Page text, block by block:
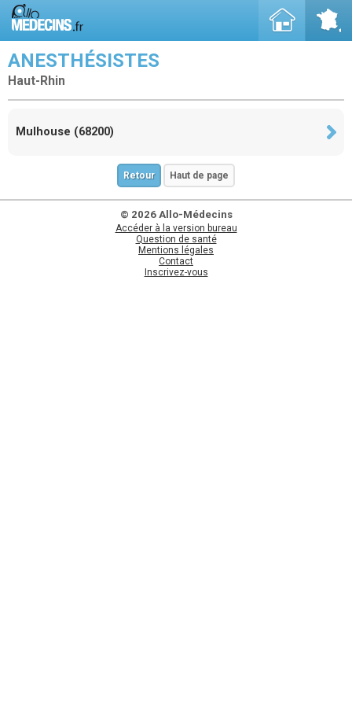
ANESTHÉSISTES
Haut-Rhin
Mulhouse (68200)
Retour Haut de page
© 2026 Allo-Médecins
Accéder à la version bureau
Question de santé
Mentions légales
Contact
Inscrivez-vous